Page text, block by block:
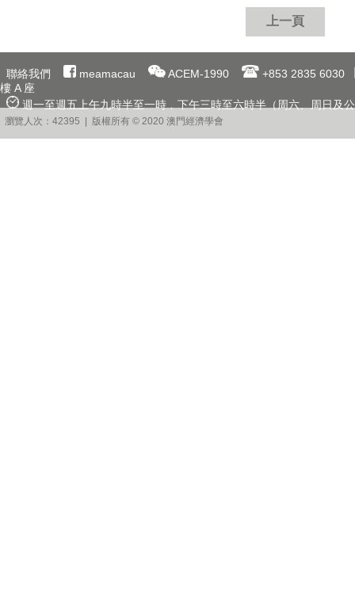
上一頁
聯絡我們 meamacau ACEM-1990
+853 2835 6030
樓 A 座
週一至週五上午九時半至一時﹐下午三時至六時半（周六、周日及
瀏覽人次：42395 | 版權所有 © 2020 澳門經濟學會